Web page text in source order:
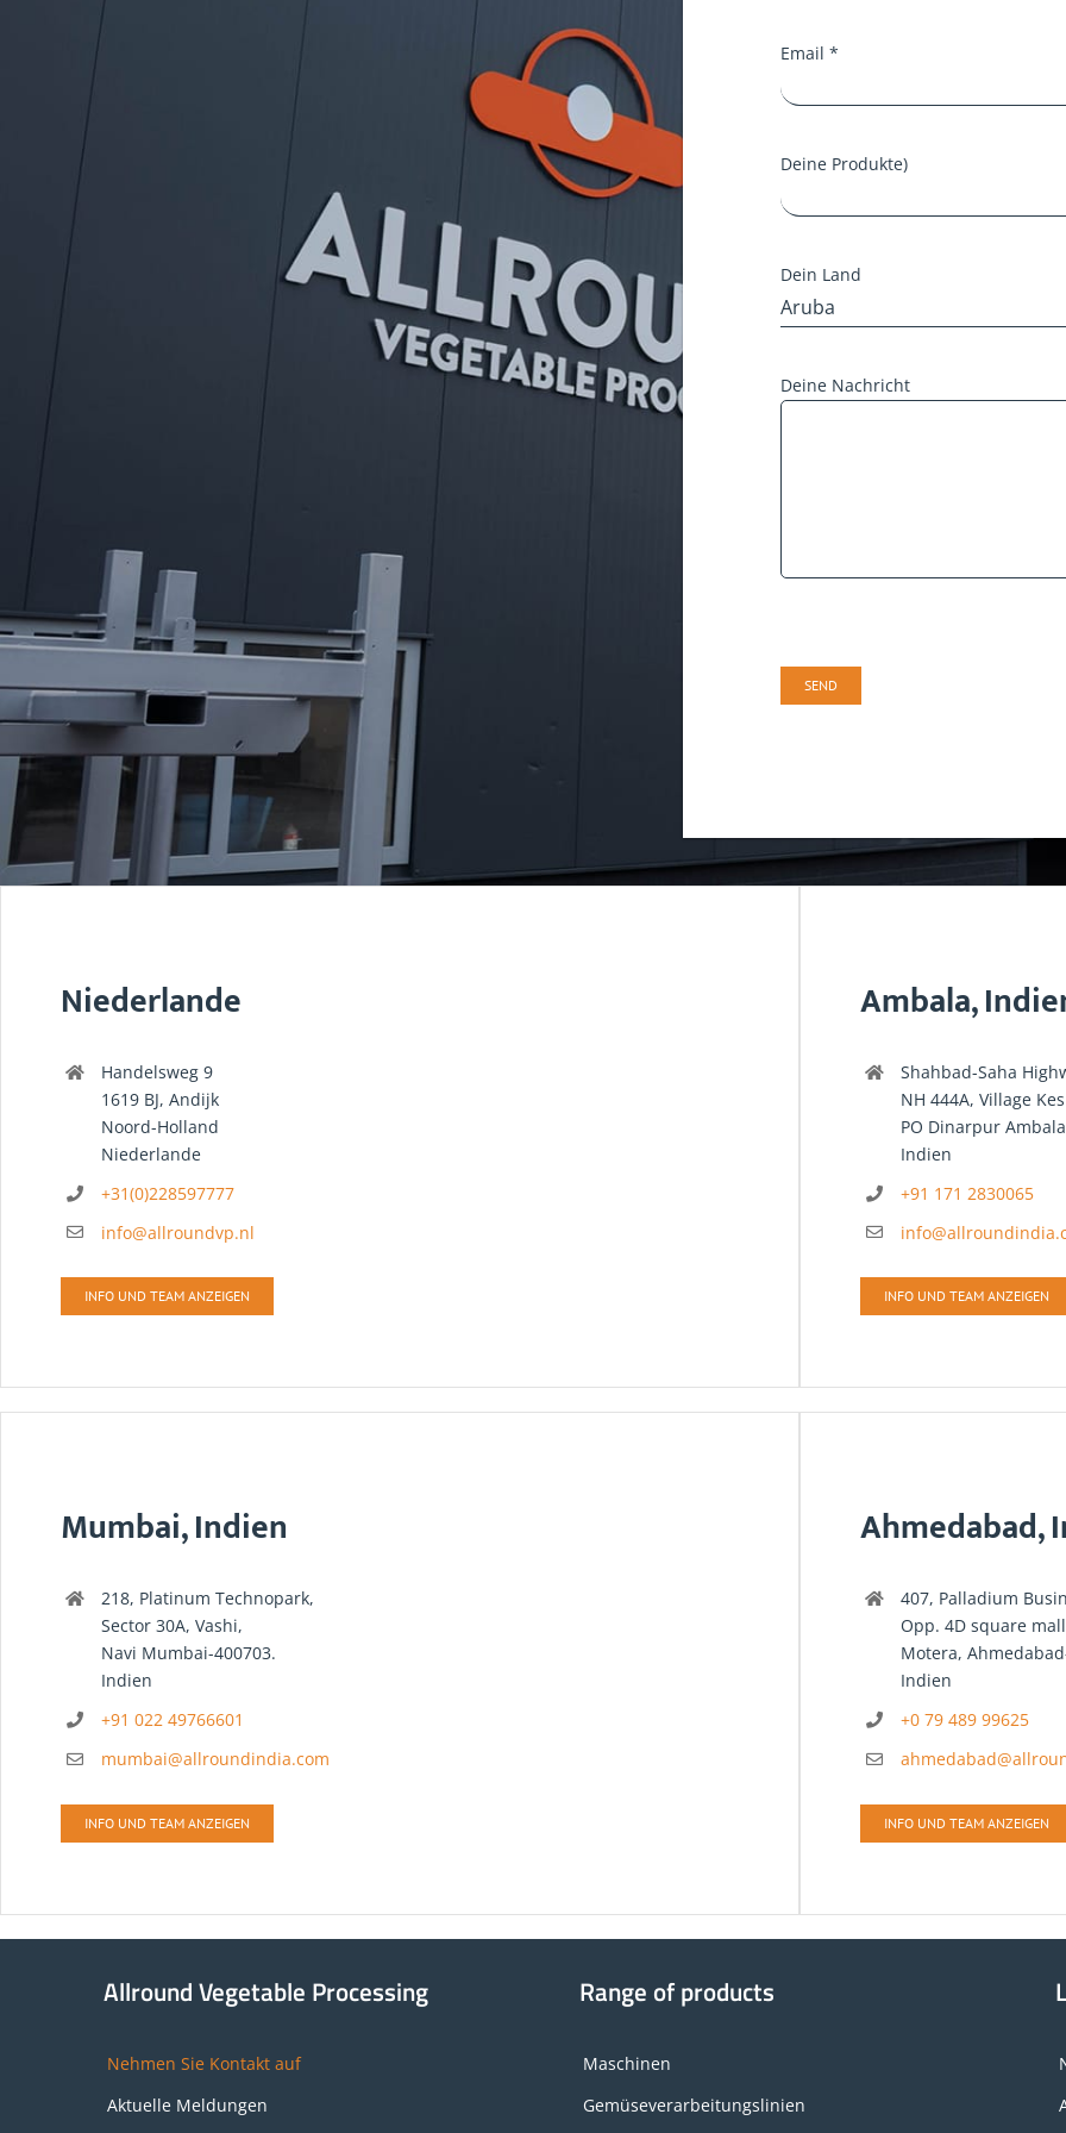
Email *
Deine Produkte)
Dein Land
Deine Nachricht
Niederlande
Handelsweg 9
1619 BJ, Andijk
Noord-Holland
Niederlande
+31(0)228597777
info@allroundvp.nl
INFO UND TEAM ANZEIGEN
Ambala,
Shahbad-Saha
NH 444A, Village
PO Dinarpur
Indien
+91 171 2830065
INFO UND TEAM ANZEIGEN
Mumbai, Indien
218, Platinum Technopark,
Sector 30A, Vashi,
Navi Mumbai-400703.
Indien
+91 022 49766601
mumbai@allroundindia.com
INFO UND TEAM ANZEIGEN
Ahmedabad,
407, Palladium
Opp. 4D square
Motera,
Indien
+0 79 489 99625
INFO UND TEAM ANZEIGEN
Allround Vegetable Processing
Nehmen Sie Kontakt auf
Aktuelle Meldungen
Range of products
Maschinen
Gemüseverarbeitungslinien